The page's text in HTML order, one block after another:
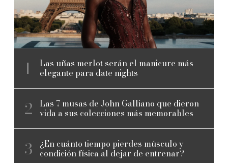
Las uñas merlot serán el manicure más
elegante para date nights
Las 7 musas de John Galliano que dieron
vida a sus colecciones más memorables
¿En cuánto tiempo pierdes músculo y
condición física al dejar de entrenar?